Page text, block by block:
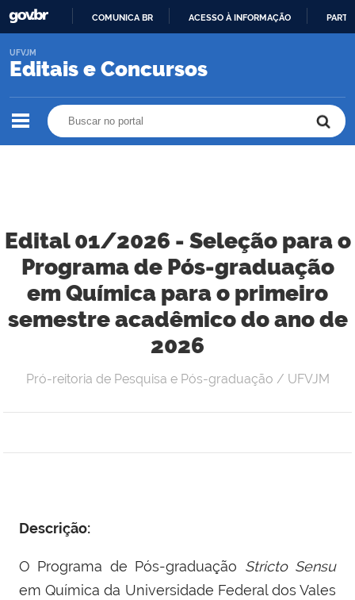
O
COMUNICA BR ACESSO À INFORMAÇÃO
Editais e Concursos
UFVJM
Edital 01/2026 - Seleção para o
Programa de Pós-graduação
em Química para o primeiro
semestre acadêmico do ano de
2026
Pró-reitoria de Pesquisa e Pós-graduação / UFVJM
Descrição:
O Programa de Pós-graduação Stricto Sensu
em Química da Universidade Federal dos Vales